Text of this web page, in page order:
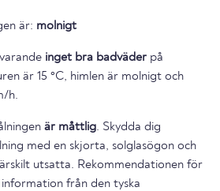
är: molnigt
inget bra badväder på
är 15 °C, himlen är molnigt och
h.
är måttlig. Skydda dig
med en skjorta, solglasögon och
utsatta. Rekommendationen för
från den tyska